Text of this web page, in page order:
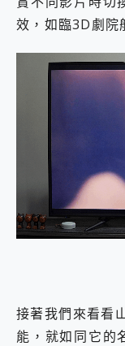
效，如臨3D劇院
接著我們來看看
能，就如同它的